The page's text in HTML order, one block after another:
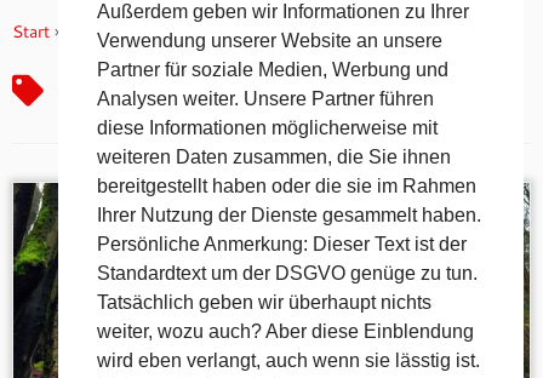
Inhalt
Start » Hirschbach
Hirschbach
Außerdem geben wir Informationen zu Ihrer
Verwendung unserer Website an unsere
Partner für soziale Medien, Werbung und
Analysen weiter. Unsere Partner führen
diese Informationen möglicherweise mit
weiteren Daten zusammen, die Sie ihnen
bereitgestellt haben oder die sie im Rahmen
Ihrer Nutzung der Dienste gesammelt haben.
Persönliche Anmerkung: Dieser Text ist der
Standardtext um der DSGVO genüge zu tun.
Tatsächlich geben wir überhaupt nichts
weiter, wozu auch? Aber diese Einblendung
wird eben verlangt, auch wenn sie lässtig ist.